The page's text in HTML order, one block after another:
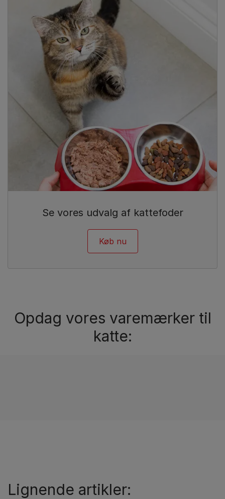
Se vores udvalg af kattefoder
Køb nu
Opdag vores varemærker til
katte:
Lignende artikler: